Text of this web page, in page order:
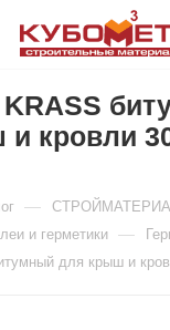
KRASS
кровли
—
и герметики —
для крыш и